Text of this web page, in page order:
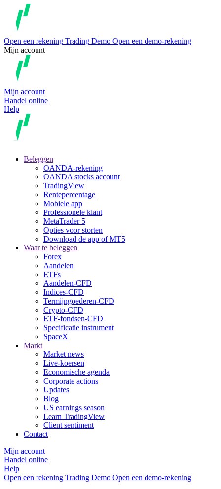
Open een rekening Trading Demo Open een demo-rekening
Mijn account
Mijn account
Handel online
Help
Beleggen
OANDA-rekening
OANDA stocks account
TradingView
Rentepercentage
Mobiele app
Professionele klant
MetaTrader 5
Opties voor storten
Download de app of MT5
Waar te beleggen
Forex
Aandelen
ETFs
Aandelen-CFD
Indices-CFD
Termijngoederen-CFD
Crypto-CFD
ETF-fondsen-CFD
Specificatie instrument
SpaceX
Markt
Market news
Live-koersen
Economische agenda
Corporate actions
Updates
Blog
US earnings season
Learn TradingView
Client sentiment
Contact
Mijn account
Handel online
Help
Open een rekening Trading Demo Open een demo-rekening